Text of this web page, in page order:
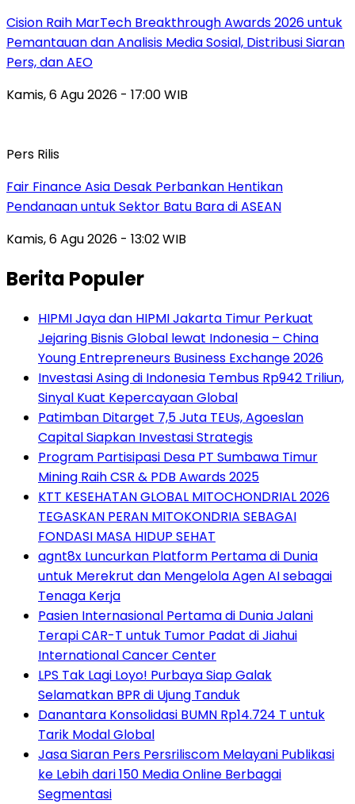
Cision Raih MarTech Breakthrough Awards 2026 untuk
Pemantauan dan Analisis Media Sosial, Distribusi Siaran
Pers, dan AEO
Kamis, 6 Agu 2026 - 17:00 WIB
Pers Rilis
Fair Finance Asia Desak Perbankan Hentikan
Pendanaan untuk Sektor Batu Bara di ASEAN
Kamis, 6 Agu 2026 - 13:02 WIB
Berita Populer
HIPMI Jaya dan HIPMI Jakarta Timur Perkuat
Jejaring Bisnis Global lewat Indonesia – China
Young Entrepreneurs Business Exchange 2026
Investasi Asing di Indonesia Tembus Rp942 Triliun,
Sinyal Kuat Kepercayaan Global
Patimban Ditarget 7,5 Juta TEUs, Agoeslan
Capital Siapkan Investasi Strategis
Program Partisipasi Desa PT Sumbawa Timur
Mining Raih CSR & PDB Awards 2025
KTT KESEHATAN GLOBAL MITOCHONDRIAL 2026
TEGASKAN PERAN MITOKONDRIA SEBAGAI
FONDASI MASA HIDUP SEHAT
agnt8x Luncurkan Platform Pertama di Dunia
untuk Merekrut dan Mengelola Agen AI sebagai
Tenaga Kerja
Pasien Internasional Pertama di Dunia Jalani
Terapi CAR-T untuk Tumor Padat di Jiahui
International Cancer Center
LPS Tak Lagi Loyo! Purbaya Siap Galak
Selamatkan BPR di Ujung Tanduk
Danantara Konsolidasi BUMN Rp14.724 T untuk
Tarik Modal Global
Jasa Siaran Pers Persriliscom Melayani Publikasi
ke Lebih dari 150 Media Online Berbagai
Segmentasi